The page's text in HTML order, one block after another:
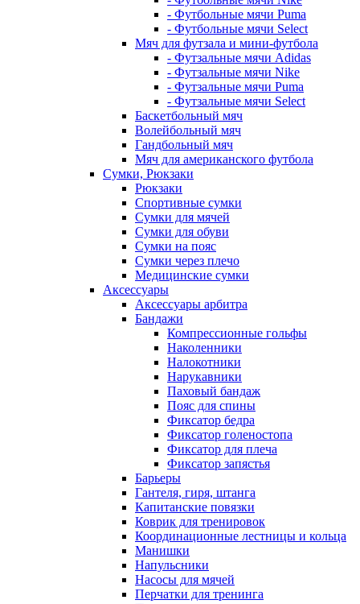
- Футбольные мячи Puma
- Футбольные мячи Select
Мяч для футзала и мини-футбола
- Футзальные мячи Adidas
- Футзальные мячи Nike
- Футзальные мячи Puma
- Футзальные мячи Select
Баскетбольный мяч
Волейбольный мяч
Гандбольный мяч
Мяч для американского футбола
Сумки, Рюкзаки
Рюкзаки
Спортивные сумки
Сумки для мячей
Сумки для обуви
Сумки на пояс
Сумки через плечо
Медицинские сумки
Аксессуары
Аксессуары арбитра
Бандажи
Компрессионные гольфы
Наколенники
Налокотники
Нарукавники
Паховый бандаж
Пояс для спины
Фиксатор бедра
Фиксатор голеностопа
Фиксатор для плеча
Фиксатор запястья
Барьеры
Гантеля, гиря, штанга
Капитанские повязки
Коврик для тренировок
Координационные лестницы и кольца
Манишки
Напульсники
Насосы для мячей
Перчатки для тренинга